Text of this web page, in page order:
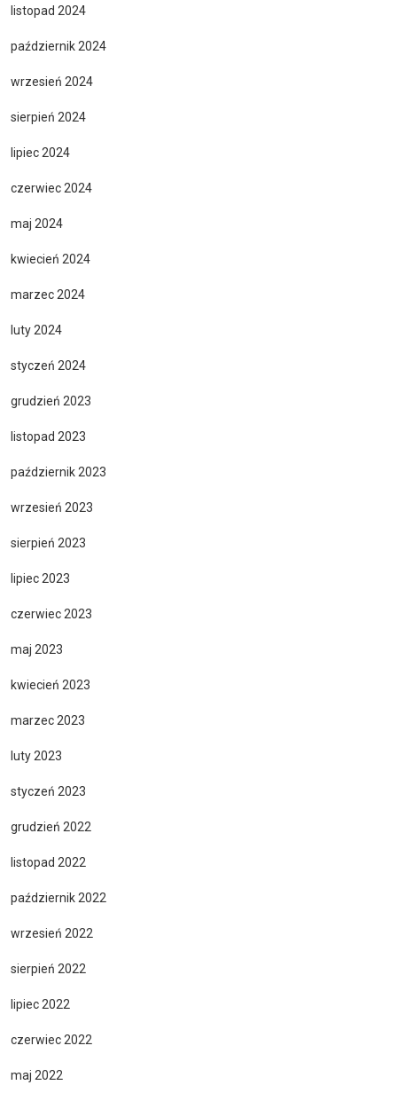
listopad 2024
październik 2024
wrzesień 2024
sierpień 2024
lipiec 2024
czerwiec 2024
maj 2024
kwiecień 2024
marzec 2024
luty 2024
styczeń 2024
grudzień 2023
listopad 2023
październik 2023
wrzesień 2023
sierpień 2023
lipiec 2023
czerwiec 2023
maj 2023
kwiecień 2023
marzec 2023
luty 2023
styczeń 2023
grudzień 2022
listopad 2022
październik 2022
wrzesień 2022
sierpień 2022
lipiec 2022
czerwiec 2022
maj 2022